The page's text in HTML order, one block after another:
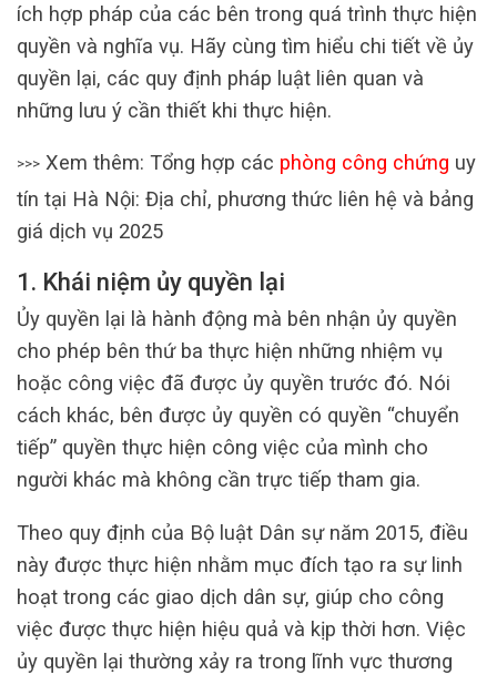
ích hợp pháp của các bên trong quá trình thực hiện
quyền và nghĩa vụ. Hãy cùng tìm hiểu chi tiết về ủy
quyền lại, các quy định pháp luật liên quan và
những lưu ý cần thiết khi thực hiện.
>>> Xem thêm: Tổng hợp các phòng công chứng uy
tín tại Hà Nội: Địa chỉ, phương thức liên hệ và bảng
giá dịch vụ 2025
1. Khái niệm ủy quyền lại
Ủy quyền lại là hành động mà bên nhận ủy quyền
cho phép bên thứ ba thực hiện những nhiệm vụ
hoặc công việc đã được ủy quyền trước đó. Nói
cách khác, bên được ủy quyền có quyền “chuyển
tiếp” quyền thực hiện công việc của mình cho
người khác mà không cần trực tiếp tham gia.
Theo quy định của Bộ luật Dân sự năm 2015, điều
này được thực hiện nhằm mục đích tạo ra sự linh
hoạt trong các giao dịch dân sự, giúp cho công
việc được thực hiện hiệu quả và kịp thời hơn. Việc
ủy quyền lại thường xảy ra trong lĩnh vực thương